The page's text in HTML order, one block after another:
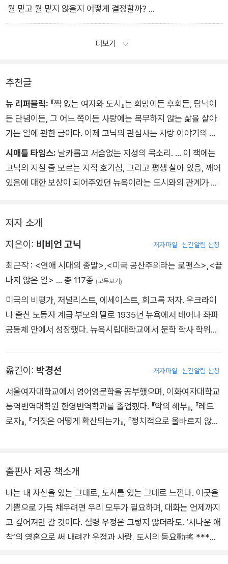
뭘 믿고 뭘 믿지 않을지 어떻게 결정할까?
이런 혼란의 소용돌이 속에서 아이는 문득 자기에게 말을 걸고 있
더보기
추천글
뉴 리퍼블릭: 『짝 없는 여자와 도시』는 희망이든 후회든, 탐닉이
든 단념이든, 그 어느 쪽이든 사랑에는 복무하지 않는 삶을 살아
가는 일에 관한 글이다. 이제 고닉의 관심사는 사랑 이야기의 한
계가 됐다. … 다른 세 상에서는 자기발견의 이야기가 펼쳐져야만
했다. 로맨스를 완전히 뺀, 고닉의 가장 야심 찬 시도다. _로라 마
시
시애틀 타임스: 날카롭고 서슴없는 지성의 목소리. … 이 책에는
고닉의 지칠 줄 모르는 지적 호기심, 그리고 평생 살아 있음, 깨어
있음에 대한 보상이 되어주었던 뉴욕이라는 도시와의 관계가 오
저자 소개
지은이: 비비언 고닉 저자파일 신간알림 신청
최근작 : <연애 시대의 종말> <미국 공산주의라는 로맨스> <끝
나지 않은 일> … 총 117종 (모두보기)
미국의 비평가, 저널리스트, 에세이스트, 회고록 저자. 우크라이
나 출신 노동자 계급 부모의 딸로 1935년 뉴욕에서 태어나 좌파
공동체 안에서 성장했다. 뉴욕시립대학교에서 문학 학사 학위를,
서 미국 페미니즘 운동에 추진력을 불어넣었다. 그 외에도 〈뉴욕
타임스〉 〈뉴욕 리뷰 오브 북스〉 〈타임〉 〈애틀랜틱 먼슬리〉 〈네이
션〉 등 여러 매체에 글을 기고하며 자신만의 독보적인 스타일을
구축해나갔다. 주요 저서로 『성차별적 사회의 여성』 『미국 공산
리 오래 보기』 등이 있다. 구겐하임 펠로십, 윈덤캠벨상 논픽션 부
문, 로버트 B. 실버스 문학비평상 등을 받았으며, 다수의 작품으
로 전미도서상, 전미도서비평가협회상 최종 후보에 올랐다. 더뉴
스쿨, 하버드대학교, 아이오와대학교에서 글쓰기를 가르쳤고, 현
재 뉴욕에 거주하고 있다. 『연애 시대의 종말』에서 고닉은 사랑의
옮긴이: 박경선 저자파일 신간알림 신청
서울여자대학교에서 영어영문학을 공부했으며, 이화여자대학교
통역번역대학원 한영번역학과를 졸업했다. 『악의 해부』, 『레드
로자』, 『거짓은 어떻게 확산되는가』, 『정치적으로 올바르지 않은
출판사 제공 책소개
나는 내 자신을 있는 그대로, 도시를 있는 그대로 느낀다. 이곳을
기쁨으로 가득 채우려면 우리 모두가 필요하며, 대화는 언제까지
고 깊어져만 갈 것이다. 설령 우정은 그렇지 않더라도. ‘사나운 애
착’의 영혼으로 써 내려간 우정과 사랑, 도시의 동요動搖 ***전